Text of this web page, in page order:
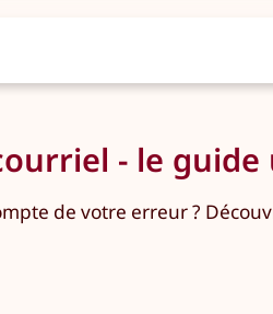
- le
de votre erreur ?